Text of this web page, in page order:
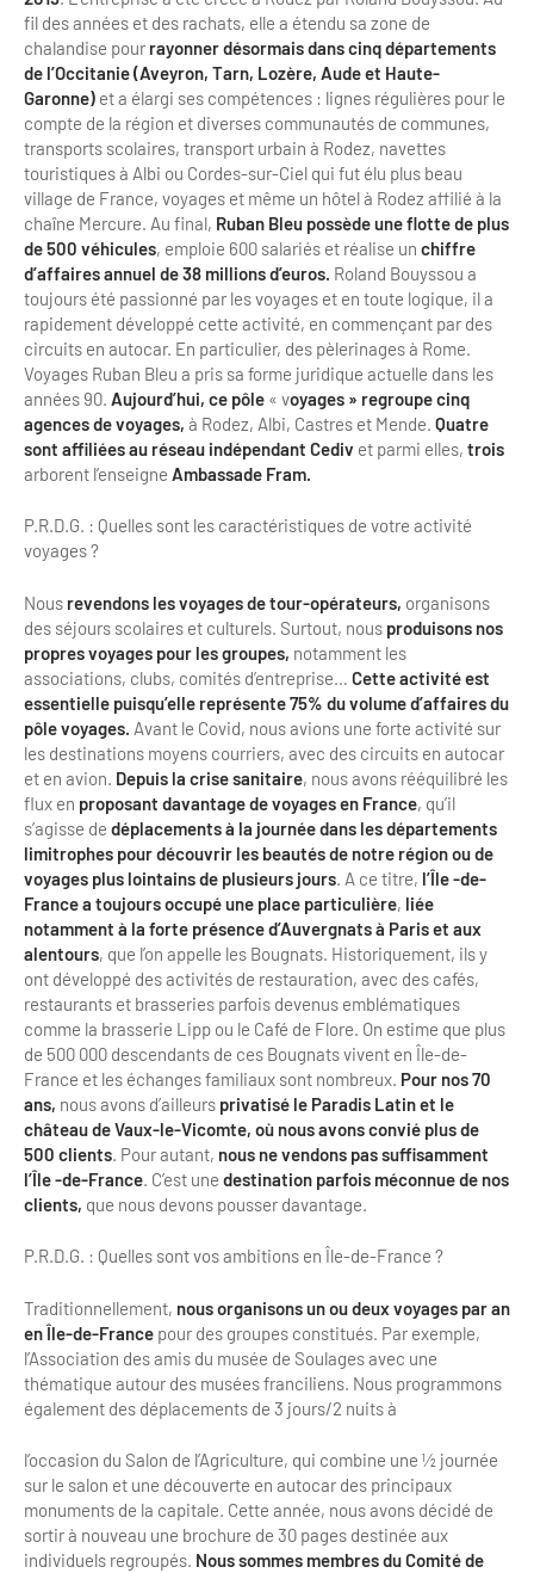
Bilan des actions de professionnalisation
Améliorer l’expérience de vos visiteurs
Besoins et attentes des visiteurs
Améliorer la qualité
Partage d'expériences professionnelles
Labels, Certifications et Normes
Accessibilité
Tourisme & Handicap
Se former et s'informer à l'Accessibilité
Nos publics en situation de handicap
Comment se rendre accessible?
Le Label Villes et Villages Fleuris
L'organisation du label
S'investir dans le label
L'organisation des visites
Remise des Prix
Golfs
City Tours
Incentive et team building
Logistique
Agences Réceptives et évènementielles
Guides et interprètes
Services, Wifi, cartes
Autocaristes/Transporteurs/transféristes
Destination Groupes
Magazine Paris Region
Newsletter BtoB
Institutionnels du tourisme
Grands Evènements
fil des années et des rachats, elle a étendu sa zone de
chalandise pour rayonner désormais dans cinq départements
de l’Occitanie (Aveyron, Tarn, Lozère, Aude et Haute-
Garonne) et a élargi ses compétences : lignes régulières pour le
compte de la région et diverses communautés de communes,
transports scolaires, transport urbain à Rodez, navettes
touristiques à Albi ou Cordes-sur-Ciel qui fut élu plus beau
village de France, voyages et même un hôtel à Rodez affilié à la
chaîne Mercure. Au final, Ruban Bleu possède une flotte de plus
de 500 véhicules, emploie 600 salariés et réalise un chiffre
d’affaires annuel de 38 millions d’euros. Roland Bouyssou a
toujours été passionné par les voyages et en toute logique, il a
rapidement développé cette activité, en commençant par des
circuits en autocar. En particulier, des pèlerinages à Rome.
Voyages Ruban Bleu a pris sa forme juridique actuelle dans les
années 90. Aujourd’hui, ce pôle « voyages » regroupe cinq
agences de voyages, à Rodez, Albi, Castres et Mende. Quatre
sont affiliées au réseau indépendant Cediv et parmi elles, trois
arborent l’enseigne Ambassade Fram.
P.R.D.G. : Quelles sont les caractéristiques de votre activité
voyages ?
Nous revendons les voyages de tour-opérateurs, organisons
des séjours scolaires et culturels. Surtout, nous produisons nos
propres voyages pour les groupes, notamment les
associations, clubs, comités d’entreprise… Cette activité est
essentielle puisqu’elle représente 75% du volume d’affaires du
pôle voyages. Avant le Covid, nous avions une forte activité sur
les destinations moyens courriers, avec des circuits en autocar
et en avion. Depuis la crise sanitaire, nous avons rééquilibré les
flux en proposant davantage de voyagesen France, qu’il
s’agisse de déplacements à la journée dans les départements
limitrophes pour découvrir les beautés de notre région ou de
voyages plus lointains de plusieurs jours. A ce titre, l’Île -de-
France a toujours occupé une place particulière, liée
notamment à la forte présence d’Auvergnats à Paris et aux
alentours, que l’on appelle les Bougnats. Historiquement, ils y
ont développé des activités de restauration, avec des cafés,
restaurants et brasseries parfois devenus emblématiques
comme la brasserie Lipp ou le Café de Flore. On estime que plus
de 500 000 descendants de ces Bougnats vivent en Île-de-
France et les échanges familiaux sont nombreux. Pour nos 70
ans, nous avons d’ailleurs privatisé le Paradis Latin et le
château de Vaux-le-Vicomte, où nous avons convié plus de
500 clients. Pour autant, nous ne vendons pas suffisamment
l’Île -de-France. C’est une destination parfois méconnue de nos
clients, que nous devons pousser davantage.
P.R.D.G. : Quelles sont vos ambitions en Île-de-France ?
Traditionnellement, nous organisons un ou deux voyages par an
en Île-de-France pour des groupes constitués. Par exemple,
l’Association des amis du musée de Soulages avec une
thématique autour des musées franciliens. Nous programmons
également des déplacements de 3 jours/2 nuits à
l’occasion du Salon de l’Agriculture, qui combine une ½ journée
sur le salon et une découverte en autocar des principaux
monuments de la capitale. Cette année, nous avons décidé de
sortir à nouveau une brochure de 30 pages destinée aux
individuels regroupés. Nous sommes membres du Comité de